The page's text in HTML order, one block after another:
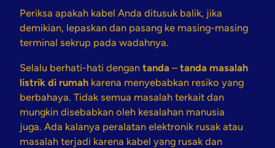
Periksa apakah kabel Anda ditusuk balik, jika
demikian, lepaskan dan pasang ke masing-masing
terminal sekrup pada wadahnya.
Selalu berhati-hati dengan tanda – tanda masalah
listrik di rumah karena menyebabkan resiko yang
berbahaya. Tidak semua masalah terkait dan
mungkin disebabkan oleh kesalahan manusia
juga. Ada kalanya peralatan elektronik rusak atau
masalah terjadi karena kabel yang rusak dan